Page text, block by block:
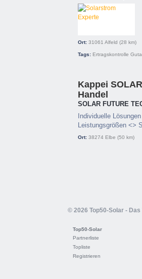
Ort: 31061 Alfeld (28 km)
Tags: Ertragskontrolle
Kappei
Handel
SOLAR FUTURE
Individuelle
Leistungsgrößen <>
Ort: 38274 Elbe (50 km)
© 2026 Top50-Solar -
Top50-Solar
Partnerliste
Topliste
Registrieren